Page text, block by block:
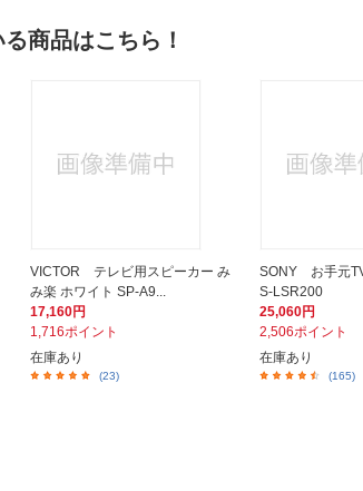
商品はこちら！
VICTOR テレビ用スピーカー み
み楽 ホワイト SP-A9...
17,160円
1,716ポイント
在庫あり
(23)
SONY お手元
S-LSR200
25,060円
2,506ポイント
在庫あり
(165)